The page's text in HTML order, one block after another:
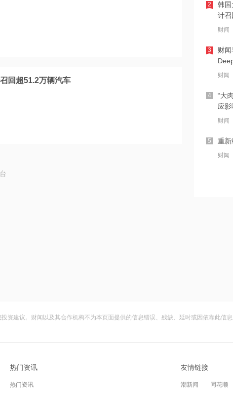
回超51.2万辆汽车
12:22
12:21
新
营主
12:20
消
链”
12:20
金饰
国融
韩国
计
财闻
2
财
财闻
3
“大
应
与？
财闻
4
重新
财闻
5
四
资建议。财闻以及其合作机构不为本页面提供的信息错误、残缺、延时或因依靠此信
热门资讯
热门资讯
友情链接
潮新闻 同花顺